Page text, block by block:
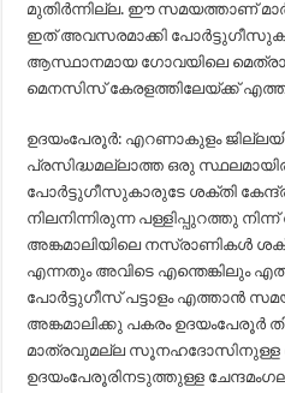
മുതിർന്നില്ല. ഈ സമയത്താണ്‌
ഇത്‌ അവസരമാക്കി
ആസ്ഥാനമായ ഗോവയിലെ
മെനസിസ്‌ കേരളത്തിലേയ്ക്ക്‌
ഉദയംപേരൂർ: എറണാകുളം
പ്രസിദ്ധമല്ലാത്ത ഒരു
പോർട്ടുഗീസുകാരുടേ ശക്തി
നിലനിന്നിരുന്ന പള്ളിപ്പുറത്തു
അങ്കമാലിയിലെ നസ്രാണികൾ
എന്നതും അവിടെ എന്തെങ്കിലും
പോർട്ടുഗീസ്‌ പട്ടാളം എത്താൻ
അങ്കമാലിക്കു പകരം ഉദയംപേരൂർ
മാത്രവുമല്ല സൂനഹദോസിനുള്ള
ഉദയംപേരൂരിനടുത്തുള്ള